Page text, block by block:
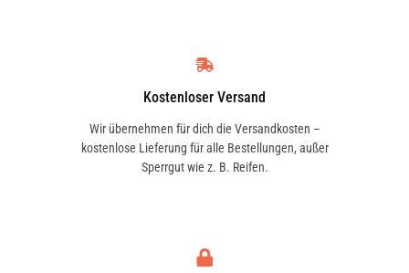
Kostenloser Versand
Wir übernehmen für dich die Versandkosten –
kostenlose Lieferung für alle Bestellungen, außer
Sperrgut wie z. B. Reifen.